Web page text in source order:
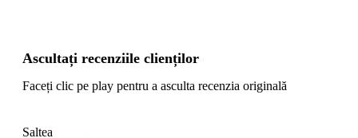
Ascultați recenziile clienților
Faceți clic pe play pentru a asculta recenzia originală
Saltea